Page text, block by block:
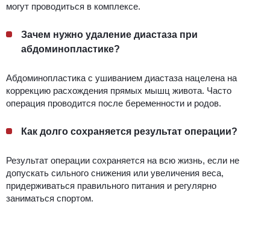
могут проводиться в комплексе.
Зачем нужно удаление диастаза при
абдоминопластике?
Абдоминопластика с ушиванием диастаза нацелена на
коррекцию расхождения прямых мышц живота. Часто
операция проводится после беременности и родов.
Как долго сохраняется результат операции?
Результат операции сохраняется на всю жизнь, если не
допускать сильного снижения или увеличения веса,
придерживаться правильного питания и регулярно
заниматься спортом.